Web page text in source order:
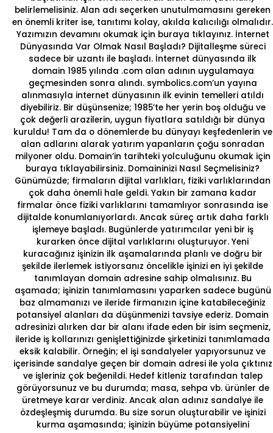
belirlemelisiniz. Alan adı seçerken unutulmamasını gereken
en önemli kriter ise, tanıtımı kolay, akılda kalıcılığı olmalıdır.
Yazımızın devamını okumak için buraya tıklayınız. İnternet
Dünyasında Var Olmak Nasıl Başladı? Dijitalleşme süreci
sadece bir uzantı ile başladı. İnternet dünyasında ilk
domain 1985 yılında .com alan adının uygulamaya
geçmesinden sonra alındı. symbolics.com’un yayına
alınmasıyla internet dünyasının ilk evinin temelleri atıldı
diyebiliriz. Bir düşünsenize; 1985’te her yerin boş olduğu ve
çok değerli arazilerin, uygun fiyatlara satıldığı bir dünya
kuruldu! Tam da o dönemlerde bu dünyayı keşfedenlerin ve
alan adlarını alarak yatırım yapanların çoğu sonradan
milyoner oldu. Domain’in tarihteki yolculuğunu okumak için
buraya tıklayabilirsiniz. Domaininizi Nasıl Seçmelisiniz?
Günümüzde; firmaların dijital varlıkları, fiziki varlıklarından
çok daha önemli hale geldi. Yakın bir zamana kadar
firmalar önce fiziki varlıklarını tamamlıyor sonrasında ise
dijitalde konumlanıyorlardı. Ancak süreç artık daha farklı
işlemeye başladı. Bugünlerde yatırımcılar yeni bir iş
kurarken önce dijital varlıklarını oluşturuyor. Yeni
kuracağınız işinizin ilk aşamalarında planlı ve doğru bir
şekilde ilerlemek istiyorsanız öncelikle işinizi en iyi şekilde
tanımlayan domain adresine sahip olmalısınız. Bu
aşamada; işinizin tanımlamasını yaparken sadece bugünü
baz almamanızı ve ileride firmanızın içine katabileceğiniz
potansiyel alanları da düşünmenizi tavsiye ederiz. Domain
adresinizi alırken dar bir alanı ifade eden bir isim seçmeniz,
ileride iş kollarınızı genişlettiğinizde şirketinizi tanımlamada
eksik kalabilir. Örneğin; el işi sandalyeler yapıyorsunuz ve
içerisinde sandalye geçen bir domain adresi ile yola çıktınız
ve işleriniz çok beğenildi. Hedef kitleniz tarafından talep
görüyorsunuz ve bu durumda; masa, sehpa vb. ürünler de
üretmeye karar verdiniz. Ancak alan adınız sandalye ile
özdeşleşmiş durumda. Bu size sorun oluşturabilir ve işinizi
kurma aşamasında; işinizin büyüme potansiyelini